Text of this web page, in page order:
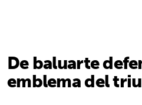
De baluarte
emblema del